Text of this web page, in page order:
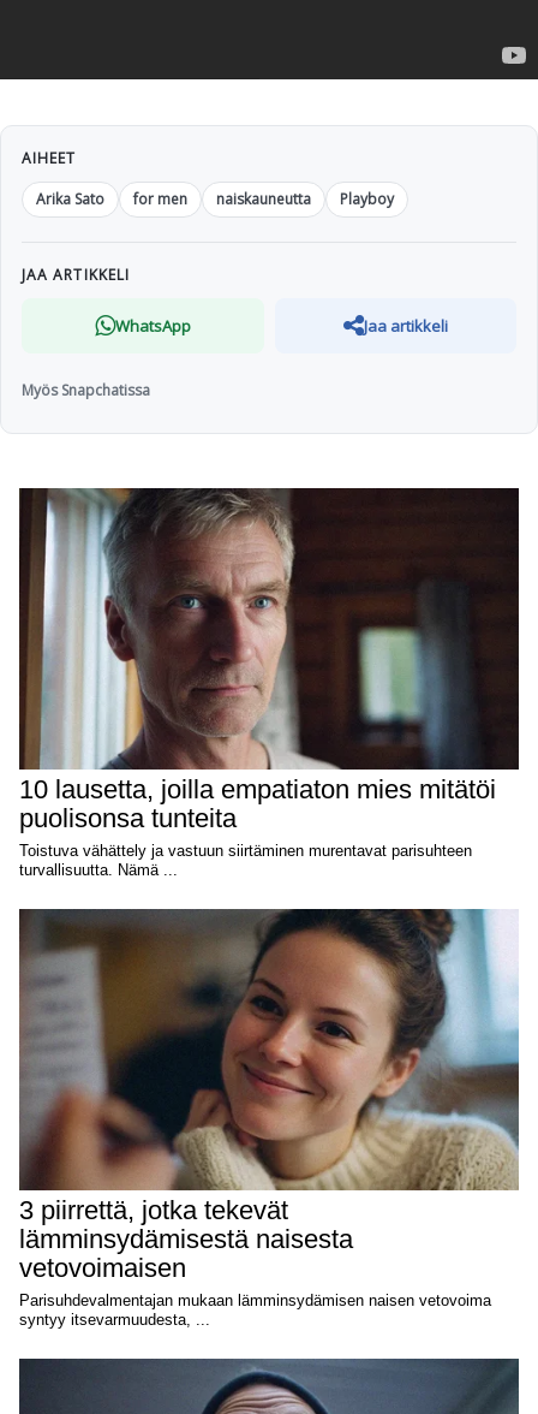
AIHEET
Arika Sato
for men naiskauneutta Playboy
JAA ARTIKKELI
WhatsApp Jaa artikkeli
Myös Snapchatissa